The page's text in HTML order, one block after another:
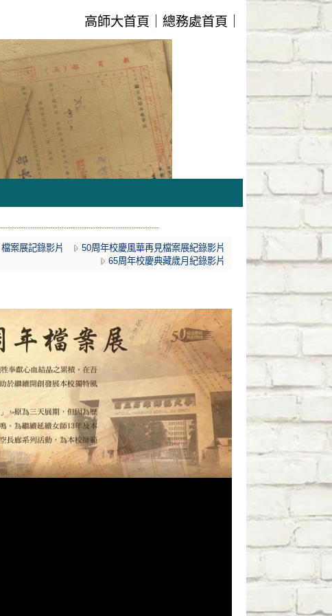
高師大首頁 總務處首頁
檔案展記錄影片
50周年校慶風華再見檔案展紀錄影片
65周年校慶典藏歲月紀錄影片